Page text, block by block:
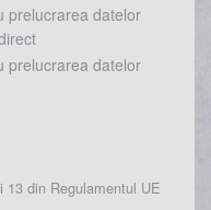
prelucrarea datelor
prelucrarea datelor
din Regulamentul UE